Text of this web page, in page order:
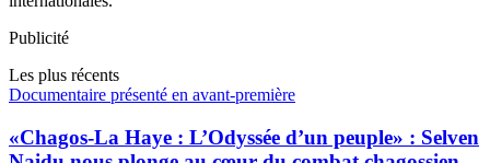
Publicité
Les plus récents
Documentaire présenté en avant-première
«Chagos-La Haye : L’Odyssée d’un peuple» : Selven